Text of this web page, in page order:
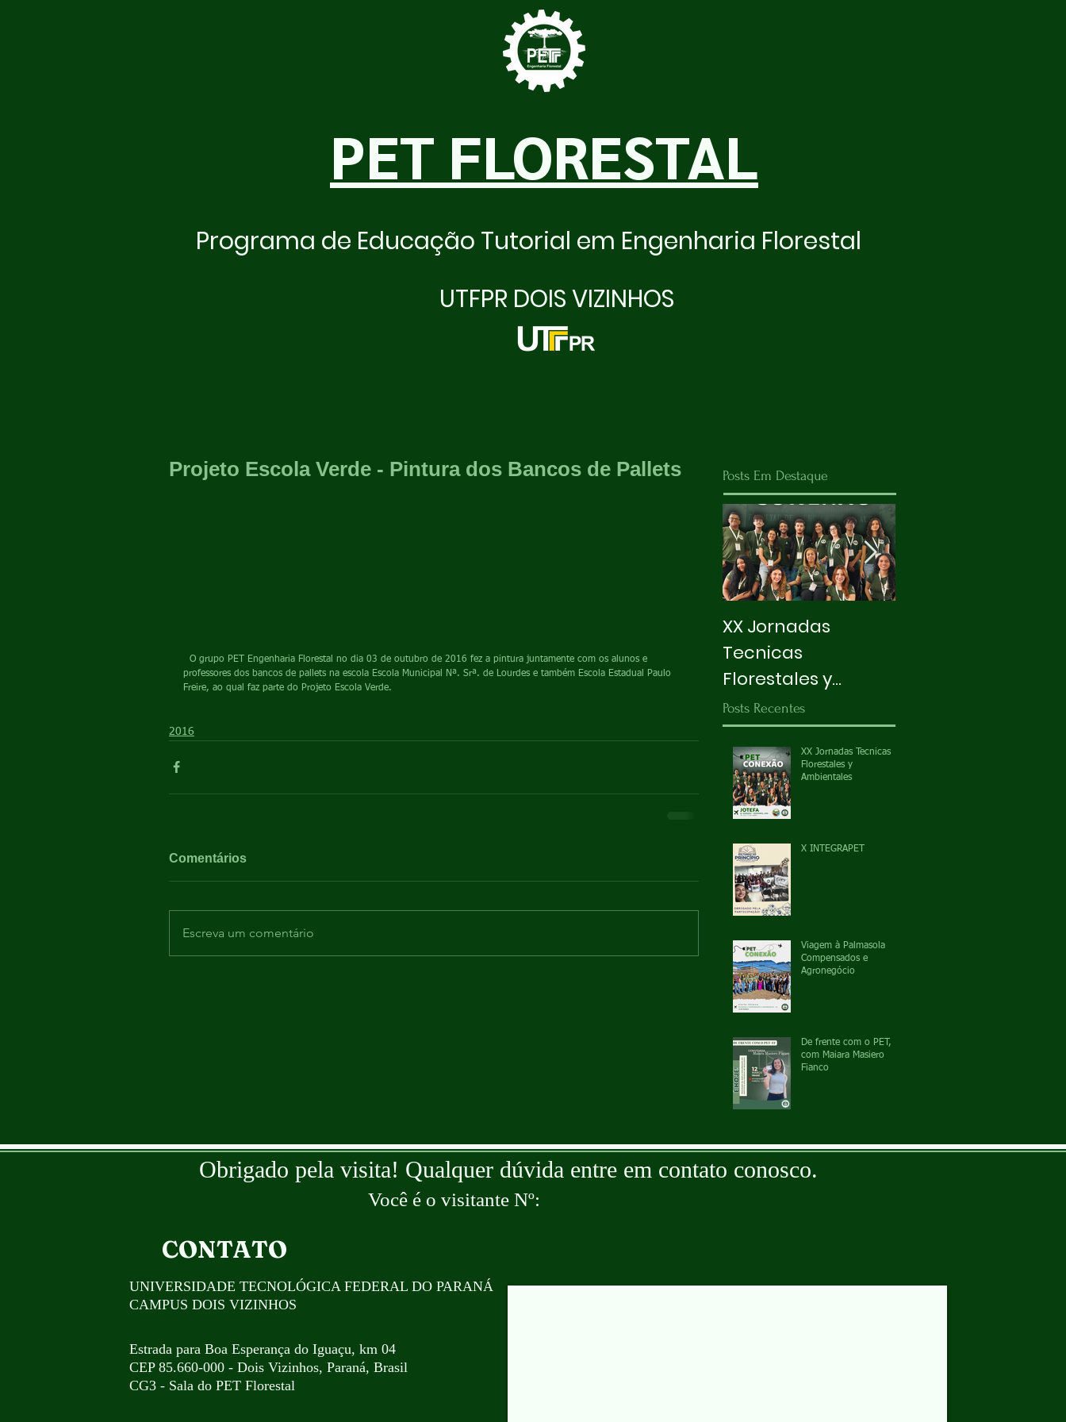
PET FLORESTAL
Programa de Educação Tutorial em Engenharia Florestal
UTFPR DOIS VIZINHOS
Projeto Escola Verde - Pintura dos Bancos de Pallets
professores dos bancos de pallets na escola Escola Municipal Nª. Srª. de Lourdes e também Escola Estadual Paulo
Freire, ao qual faz parte do Projeto Escola Verde.
2016
Comentários
Escreva um comentário
Posts Em Destaque
XX Jornadas
Tecnicas
Florestales y
Ambientales
Posts Recentes
XX Jornadas Tecnicas
Florestales y
Ambientales
X INTEGRAPET
Viagem à Palmasola
Compensados e
Agronegócio
De frente com o PET,
com Maiara Masiero
Fianco
Obrigado pela visita! Qualquer dúvida entre em contato conosco.
Você é o visitante Nº:
CONTATO
UNIVERSIDADE TECNOLÓGICA FEDERAL DO PARANÁ
CAMPUS DOIS VIZINHOS
Estrada para Boa Esperança do Iguaçu, km 04
CEP 85.660-000 - Dois Vizinhos, Paraná, Brasil
CG3 - Sala do PET Florestal